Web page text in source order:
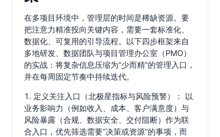
在多项目环境中，管理层的时间是稀缺资源。要
把注意力精准投向关键内容，需要一套标准化、
数据化、可复用的引导流程。以下四步框架来自
多地研发、数据团队与项目管理办公室（PMO）
的实战：将复杂信息压缩为“少而精”的管理入口，
并在每周固定节奏中持续迭代。
定义关注入口（北极星指标与风险预警）： 以
业务影响力（例如收入、成本、客户满意度）与
风险暴露（合规、数据安全、交付阻断）作为联
合入口，优先筛选需要“决策或资源”的事项，而